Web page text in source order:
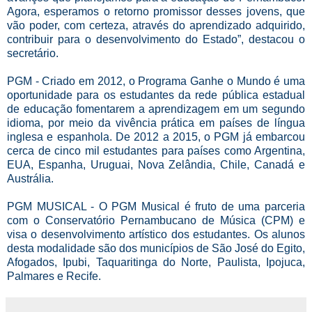
Agora, esperamos o retorno promissor desses jovens, que
vão poder, com certeza, através do aprendizado adquirido,
contribuir para o desenvolvimento do Estado”, destacou o
secretário.
PGM - Criado em 2012, o Programa Ganhe o Mundo é uma
oportunidade para os estudantes da rede pública estadual
de educação fomentarem a aprendizagem em um segundo
idioma, por meio da vivência prática em países de língua
inglesa e espanhola. De 2012 a 2015, o PGM já embarcou
cerca de cinco mil estudantes para países como Argentina,
EUA, Espanha, Uruguai, Nova Zelândia, Chile, Canadá e
Austrália.
PGM MUSICAL - O PGM Musical é fruto de uma parceria
com o Conservatório Pernambucano de Música (CPM) e
visa o desenvolvimento artístico dos estudantes. Os alunos
desta modalidade são dos municípios de São José do Egito,
Afogados, Ipubi, Taquaritinga do Norte, Paulista, Ipojuca,
Palmares e Recife.